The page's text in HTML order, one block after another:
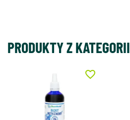
PRODUKTY Z KATEGORII
favorite_border